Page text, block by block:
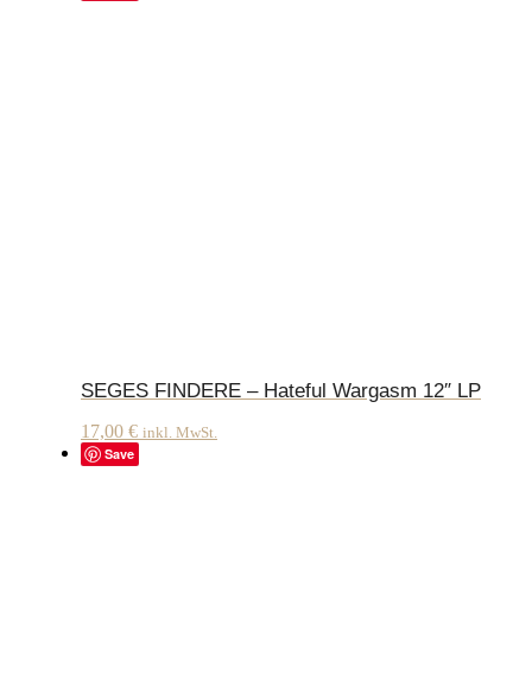
SEGES FINDERE – Hateful Wargasm 12″ LP
17,00 € inkl. MwSt.
Save